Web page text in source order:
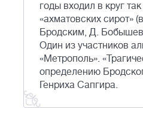
годы входил в круг
«ахматовских сирот»
Бродским, Д.
Один из участников
«Метрополь».
определению
Генриха Сапгира.